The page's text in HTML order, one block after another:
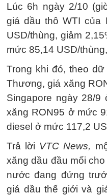
Lúc 6h ngày 2/10
giá dầu thô WTI của
USD/thùng, giảm
mức 85,14 USD/
Trong khi đó, theo
Thương, giá xăng
Singapore ngày 28/9
xăng RON95 ở mức
diesel ở mức 117,2
Trả lời VTC News,
xăng dầu đầu mối
nước đang đứng
giá dầu thế giới và